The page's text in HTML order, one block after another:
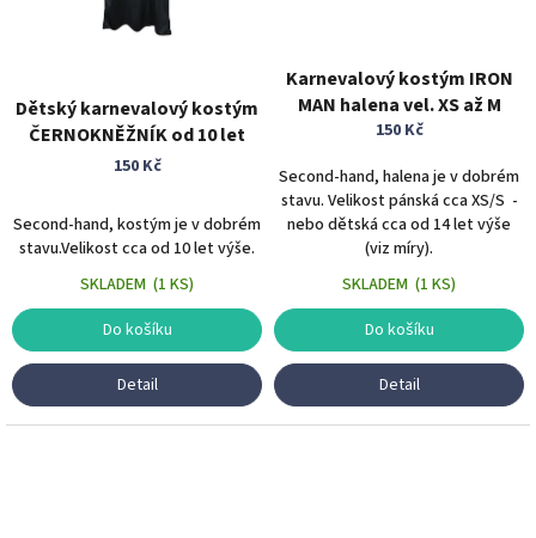
Dětský karnevalový kostým
ČERNOKNĚŽNÍK od 10 let
150 Kč
Second-hand, kostým je v dobrém
stavu.Velikost cca od 10 let výše.
SKLADEM (1 KS)
Do košíku
Detail
Karnevalový kostým IRON
MAN halena vel. XS až M
150 Kč
Second-hand, halena je v dobrém
stavu. Velikost pánská cca XS/S -
nebo dětská cca od 14 let výše
(viz míry).
SKLADEM (1 KS)
Do košíku
Detail